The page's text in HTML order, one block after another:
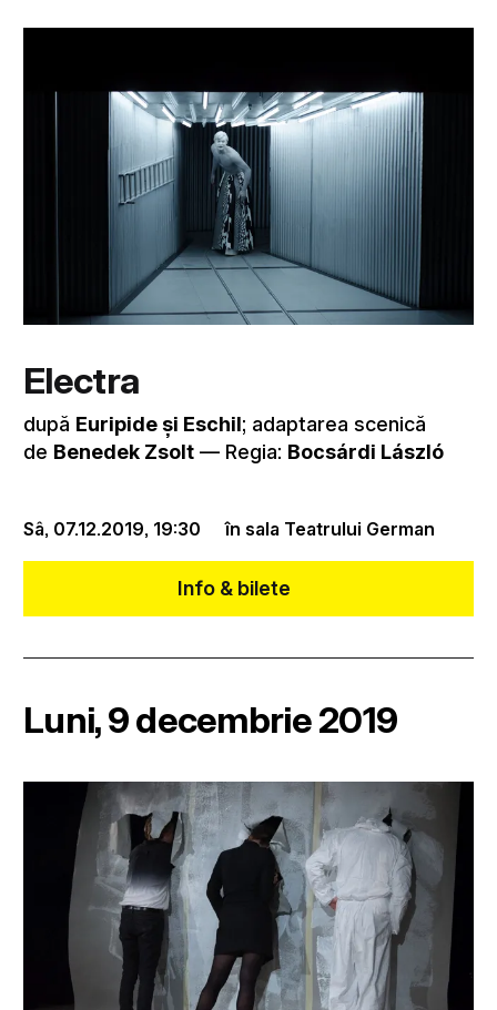
Sâ, 07.12.2019, 19:30 în sala Teatrului German
Electra
după Euripide și Eschil; adaptarea scenică
de Benedek Zsolt –– Regia: Bocsárdi László
Info & bilete
Luni, 9 decembrie 2019